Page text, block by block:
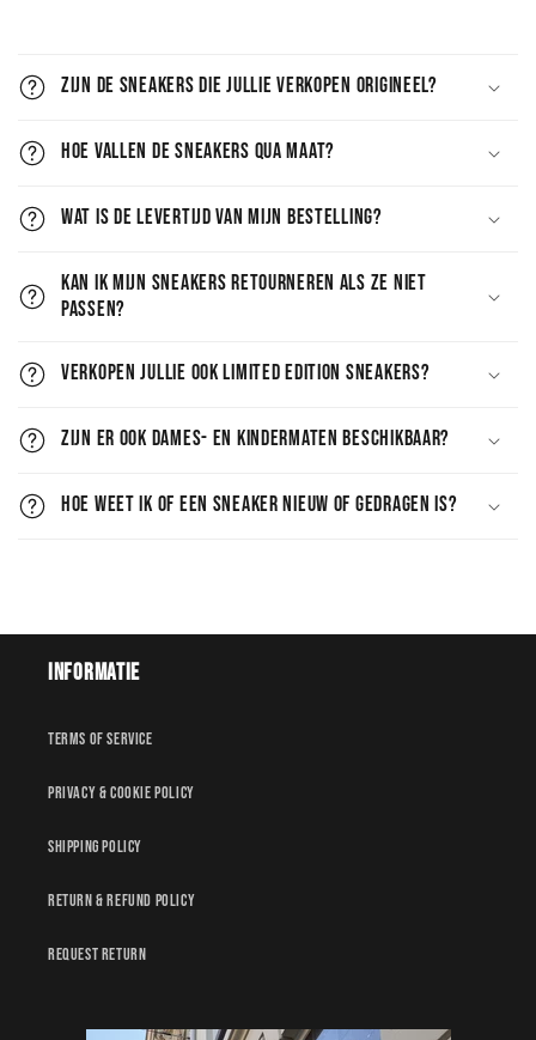
Zijn de sneakers die jullie verkopen origineel?
Hoe vallen de sneakers qua maat?
Wat is de levertijd van mijn bestelling?
Kan ik mijn sneakers retourneren als ze niet
passen?
Verkopen jullie ook limited edition sneakers?
Zijn er ook dames- en kindermaten beschikbaar?
Hoe weet ik of een sneaker nieuw of gedragen is?
Informatie
Terms of service
Privacy & Cookie policy
Shipping policy
Return & Refund policy
Request Return